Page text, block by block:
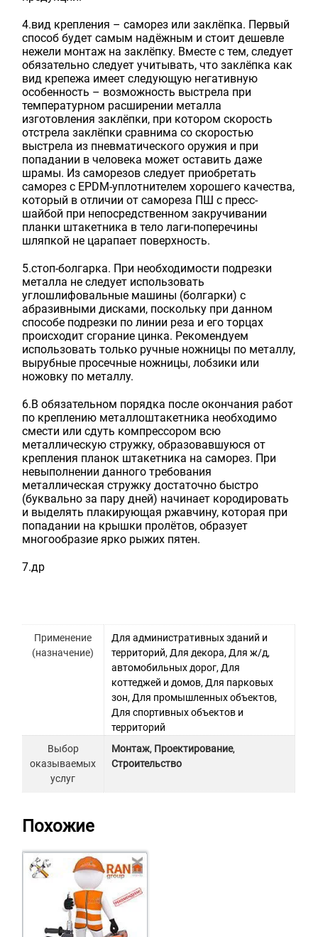
4.вид крепления – саморез или заклёпка. Первый
способ будет самым надёжным и стоит дешевле
нежели монтаж на заклёпку. Вместе с тем, следует
обязательно следует учитывать, что заклёпка как
вид крепежа имеет следующую негативную
особенность – возможность выстрела при
температурном расширении металла
изготовления заклёпки, при котором скорость
отстрела заклёпки сравнима со скоростью
выстрела из пневматического оружия и при
попадании в человека может оставить даже
шрамы. Из саморезов следует приобретать
саморез с EPDM-уплотнителем хорошего качества,
который в отличии от самореза ПШ с пресс-
шайбой при непосредственном закручивании
планки штакетника в тело лаги-поперечины
шляпкой не царапает поверхность.
5.стоп-болгарка. При необходимости подрезки
металла не следует использовать
углошлифовальные машины (болгарки) с
абразивными дисками, поскольку при данном
способе подрезки по линии реза и его торцах
происходит сгорание цинка. Рекомендуем
использовать только ручные ножницы по металлу,
вырубные просечные ножницы, лобзики или
ножовку по металлу.
6.В обязательном порядка после окончания работ
по креплению металлоштакетника необходимо
смести или сдуть компрессором всю
металлическую стружку, образовавшуюся от
крепления планок штакетника на саморез. При
невыполнении данного требования
металлическая стружку достаточно быстро
(буквально за пару дней) начинает кородировать
и выделять плакирующая ржавчину, которая при
попадании на крышки пролётов, образует
многообразие ярко рыжих пятен.
7.др
Применение
(назначение)
Для административных зданий и
территорий, Для декора, Для ж/д,
автомобильных дорог, Для
коттеджей и домов, Для парковых
зон, Для промышленных объектов,
Для спортивных объектов и
территорий
Выбор
оказываемых
услуг
Монтаж, Проектирование,
Строительство
Похожие